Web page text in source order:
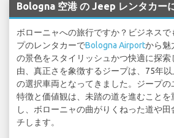
Bologna 空港 の Jeep レンタカー
ボローニャへの旅行ですか？ビジネス
プのレンタカーでBologna Airportから魅
の景色をスタイリッシュかつ快適に探索
由、真正さを象徴するジープは、75年
の選択車両となってきました。ジープ
特徴と価値観は、未踏の道を進むこと
し、ボローニャの曲がりくねった道や
チします。